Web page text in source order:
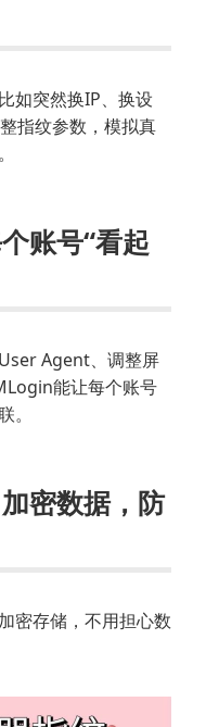
如突然换IP、换设
指纹参数，模拟真
账号“看起
Agent、调整屏
能让每个账号
加密数据，防
密存储，不用担心数